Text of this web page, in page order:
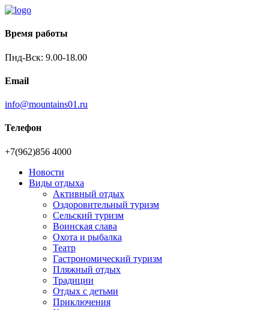
Время работы
Пнд-Вск: 9.00-18.00
Email
info@mountains01.ru
Телефон
+7(962)856 4000
Новости
Виды отдыха
Активный отдых
Оздоровительный туризм
Сельский туризм
Воинская слава
Охота и рыбалка
Театр
Гастрономический туризм
Пляжный отдых
Традиции
Отдых с детьми
Приключения